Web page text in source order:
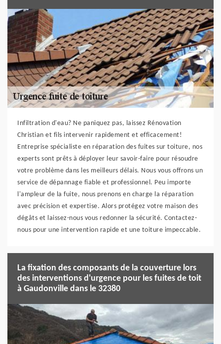
Infiltration d'eau? Ne paniquez pas, laissez Rénovation
Christian et fils intervenir rapidement et efficacement!
Entreprise spécialiste en réparation des fuites sur toiture, nos
experts sont prêts à déployer leur savoir-faire pour résoudre
votre problème dans les meilleurs délais. Nous vous offrons un
service de dépannage fiable et professionnel. Peu importe
l'ampleur de la fuite, nous prenons en charge la réparation
avec précision et expertise. Alors protégez votre maison des
dégâts et laissez-nous vous redonner la sécurité. Contactez-
nous pour une intervention rapide et une toiture impeccable.
La fixation des composants de la couverture lors
des interventions d'urgence pour les fuites de toit
à Gaudonville dans le 32380